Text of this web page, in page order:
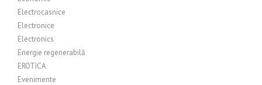
Electrocasnice
Electronice
Electronics
Energie regenerabilă
EROTICA
Evenimente